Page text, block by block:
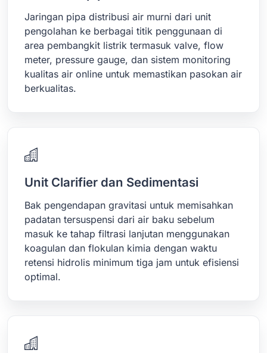
Jaringan pipa distribusi air murni dari unit
pengolahan ke berbagai titik penggunaan di
area pembangkit listrik termasuk valve, flow
meter, pressure gauge, dan sistem monitoring
kualitas air online untuk memastikan pasokan air
berkualitas.
Unit Clarifier dan Sedimentasi
Bak pengendapan gravitasi untuk memisahkan
padatan tersuspensi dari air baku sebelum
masuk ke tahap filtrasi lanjutan menggunakan
koagulan dan flokulan kimia dengan waktu
retensi hidrolis minimum tiga jam untuk efisiensi
optimal.